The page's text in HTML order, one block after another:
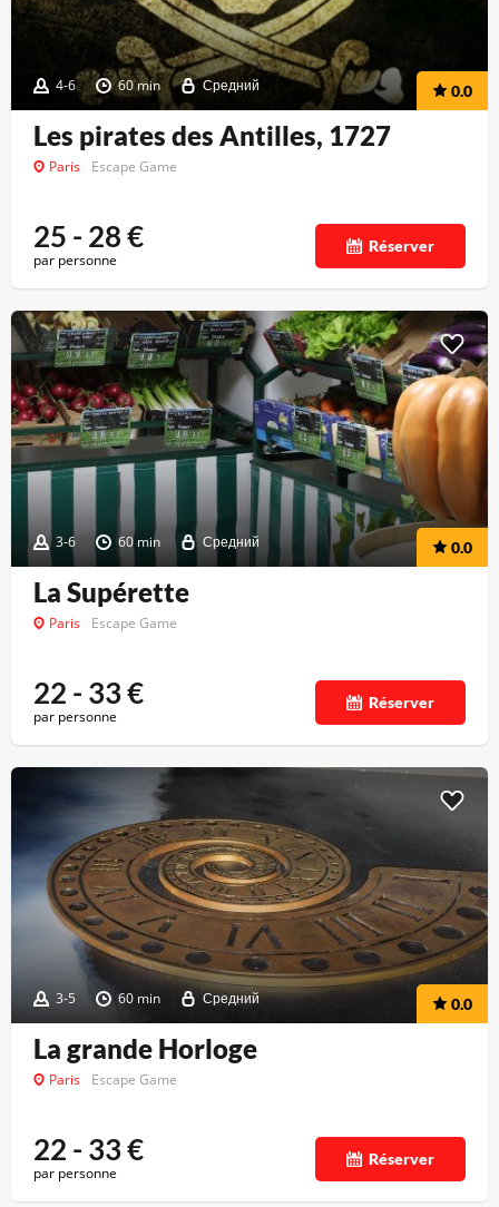
4-6 60 min Средний 0.0
Les pirates des Antilles, 1727
Paris Escape Game
25 - 28€
par personne
Réserver
3-6 60 min Средний 0.0
La Supérette
Paris Escape Game
22 - 33€
par personne
Réserver
3-5 60 min Средний 0.0
La grande Horloge
Paris Escape Game
22 - 33€
par personne
Réserver